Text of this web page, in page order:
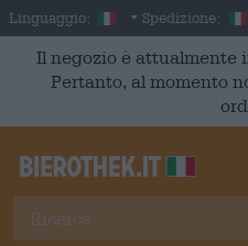
Skip to main content
Linguaggio: Italian
Spedizione:
Il negozio è attualmente
Pertanto, al momento